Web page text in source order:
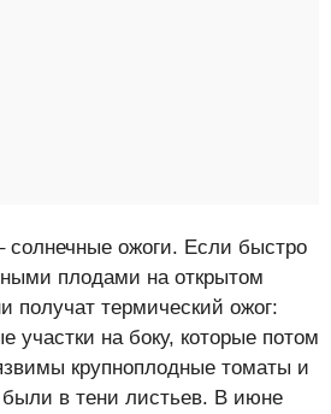
солнечные ожоги. Если быстро
плодами на открытом
получат термический ожог:
участки на боку, которые потом
крупноплодные томаты и
были в тени листьев. В июне